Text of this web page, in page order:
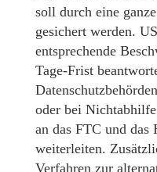
soll durch eine
gesichert werden.
entsprechende
Tage-Frist
oder bei
an das FTC und das
weiterleiten.
Verfahren zur